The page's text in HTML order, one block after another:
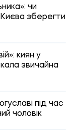
чи
зберегти
киян у
звичайна
під час
чоловік